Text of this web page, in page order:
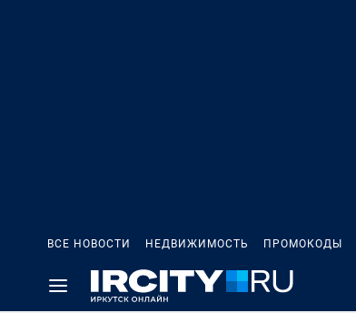
ВСЕ НОВОСТИ НЕДВИЖИМОСТЬ ПРОМОКОДЫ